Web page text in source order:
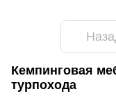
Кемпинговая
турпохода